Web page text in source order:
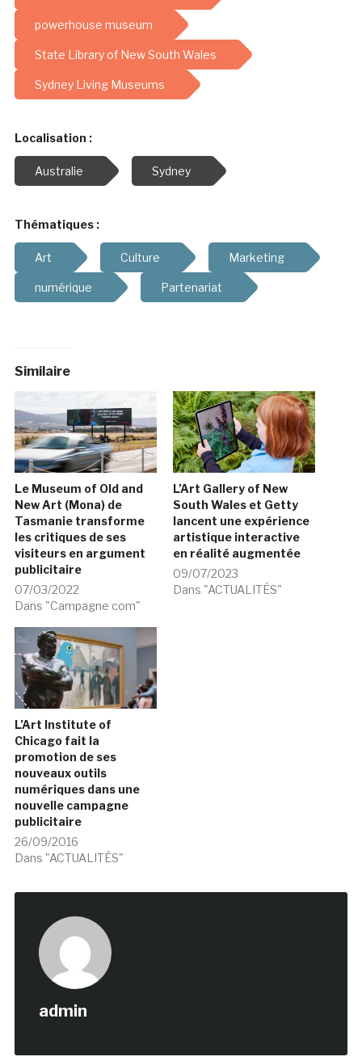
powerhouse museum
State Library of New South Wales
Sydney Living Museums
Localisation :
Australie Sydney
Thématiques :
Art Culture Marketing
numérique Partenariat
Similaire
Le Museum of Old and
New Art (Mona) de
Tasmanie transforme
les critiques de ses
visiteurs en argument
publicitaire
07/03/2022
Dans "Campagne com"
L’Art Gallery of New
South Wales et Getty
lancent une expérience
artistique interactive
en réalité augmentée
09/07/2023
Dans "ACTUALITÉS"
L’Art Institute of
Chicago fait la
promotion de ses
nouveaux outils
numériques dans une
nouvelle campagne
publicitaire
26/09/2016
Dans "ACTUALITÉS"
admin